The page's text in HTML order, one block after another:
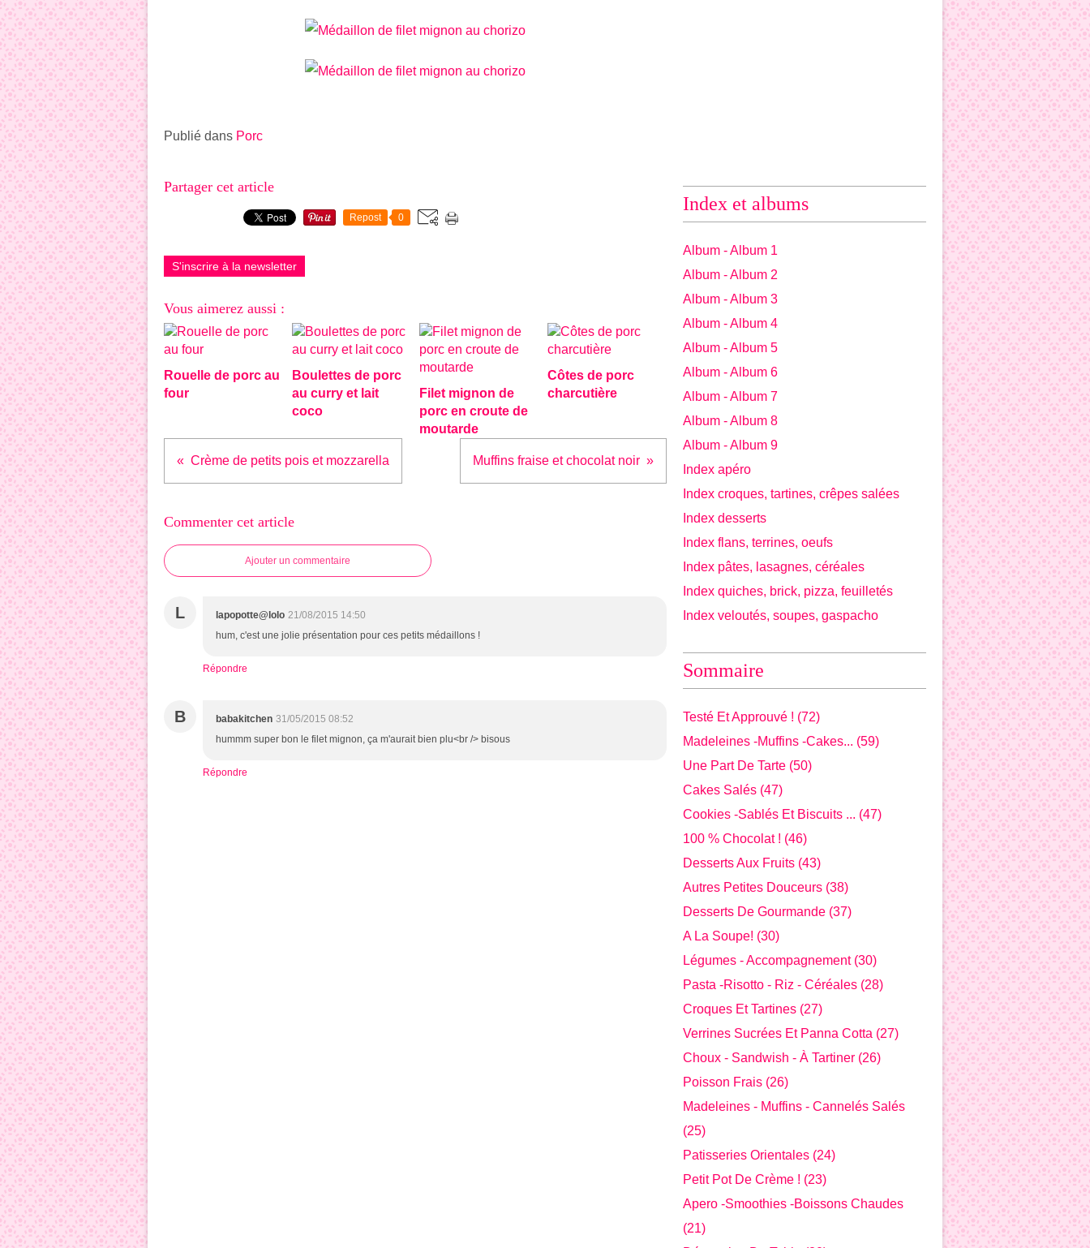
Publié dans Porc
Partager cet article
Repost 0
S'inscrire à la newsletter
Vous aimerez aussi :
Rouelle de porc au
four
Boulettes de porc
au curry et lait
coco
Filet mignon de
porc en croute de
moutarde
Côtes de porc
charcutière
Crème de petits pois et mozzarella Muffins fraise et chocolat noir
Commenter cet article
Ajouter un commentaire
L lapopotte@lolo 21/08/2015 14:50
hum, c'est une jolie présentation pour ces petits médaillons !
Répondre
B babakitchen 31/05/2015 08:52
hummm super bon le filet mignon, ça m'aurait bien plu<br /> bisous
Répondre
Index et albums
Album - Album 1
Album - Album 2
Album - Album 3
Album - Album 4
Album - Album 5
Album - Album 6
Album - Album 7
Album - Album 8
Album - Album 9
Index apéro
Index croques, tartines, crêpes salées
Index desserts
Index flans, terrines, oeufs
Index pâtes, lasagnes, céréales
Index quiches, brick, pizza, feuilletés
Index veloutés, soupes, gaspacho
Sommaire
Testé Et Approuvé ! (72)
Madeleines -muffins -cakes... (59)
Une Part De Tarte (50)
Cakes Salés (47)
Cookies -sablés Et Biscuits ... (47)
100 % Chocolat ! (46)
Desserts Aux Fruits (43)
Autres Petites Douceurs (38)
Desserts De Gourmande (37)
A La Soupe! (30)
Légumes - Accompagnement(30)
Pasta -risotto - Riz - Céréales (28)
Croques Et Tartines (27)
Verrines Sucrées Et Panna Cotta (27)
Choux - Sandwish - À Tartiner (26)
Poisson Frais (26)
Madeleines - Muffins - Cannelés Salés
(25)
Patisseries Orientales (24)
Petit Pot De Crème ! (23)
Apero -smoothies -boissons Chaudes
(21)